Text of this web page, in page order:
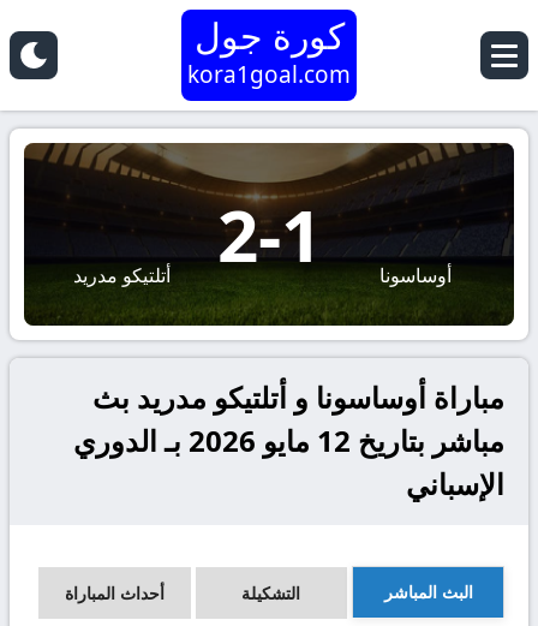
كورة جول
kora1goal.com
أوساسونا 1
-
2 أتلتيكو مدريد
مباراة أوساسونا و أتلتيكو مدريد بث
مباشر بتاريخ 12 مايو 2026 بـ الدوري
الإسباني
البث المباشر التشكيلة أحداث المباراة